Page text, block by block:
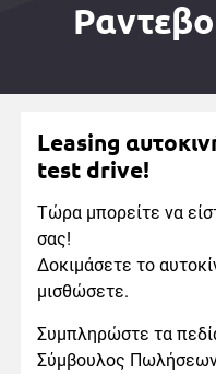
Leasing
test drive!
Τώρα μπορείτε να
σας!
Δοκιμάσετε το
μισθώσετε.
Συμπληρώστε τα
Σύμβουλος Πωλήσεων